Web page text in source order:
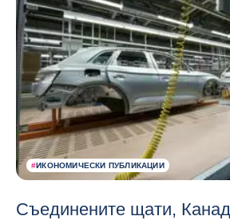
#ИКОНОМИЧЕСКИ ПУБЛИКАЦИИ
Съединените щати,